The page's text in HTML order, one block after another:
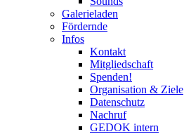
Galerieladen
Fördernde
Infos
Kontakt
Mitgliedschaft
Spenden!
Organisation & Ziele
Datenschutz
Nachruf
GEDOK intern